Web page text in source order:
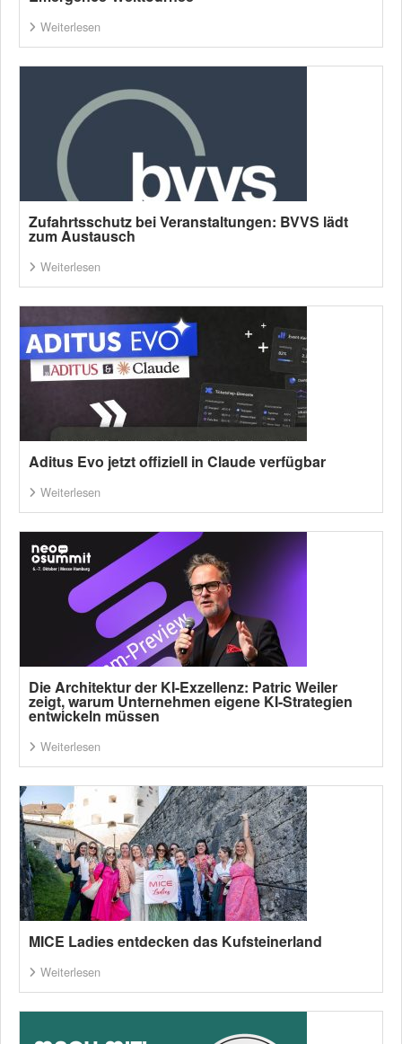
Weiterlesen
Zufahrtsschutz bei Veranstaltungen: BVVS lädt
zum Austausch
Weiterlesen
Aditus Evo jetzt offiziell in Claude verfügbar
Weiterlesen
Die Architektur der KI-Exzellenz: Patric Weiler
zeigt, warum Unternehmen eigene KI-Strategien
entwickeln müssen
Weiterlesen
MICE Ladies entdecken das Kufsteinerland
Weiterlesen